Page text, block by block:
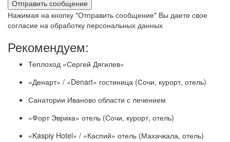
Нажимая на кнопку "Отправить сообщение" Вы даете свое
согласие на обработку персональных данных
Рекомендуем:
Теплоход «Сергей Дягилев»
«Денарт» / «Denart» гостиница (Сочи, курорт, отель)
Санатории Иваново области с лечением
«Форт Эврика» отель (Сочи, курорт, отель)
«Kaspiy Hotel» / «Каспий» отель (Махачкала, отель)